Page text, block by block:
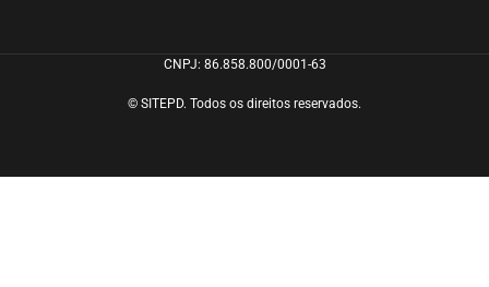
CNPJ: 86.858.800/0001-63
© SITEPD. Todos os direitos reservados.